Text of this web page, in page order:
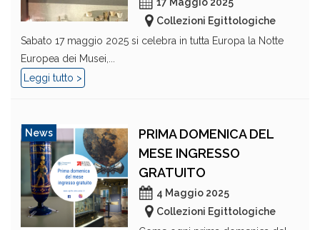
Collezioni Egittologiche
Sabato 17 maggio 2025 si celebra in tutta Europa la Notte
Europea dei Musei,...
Leggi tutto >
News
PRIMA DOMENICA DEL
MESE INGRESSO
GRATUITO
4 Maggio 2025
Collezioni Egittologiche